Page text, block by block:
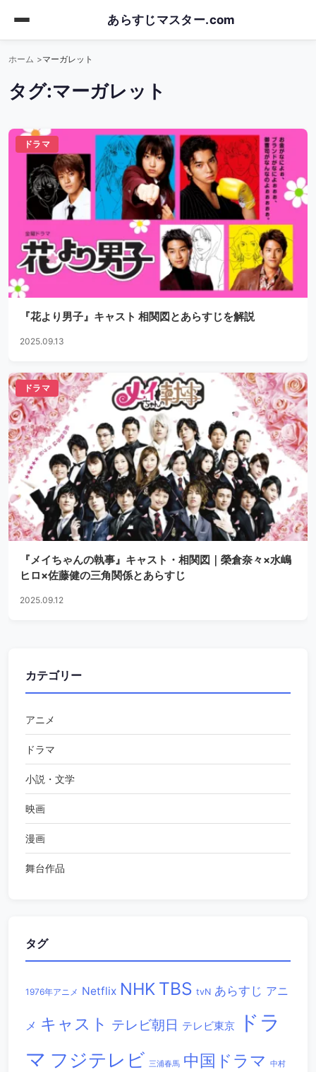
あらすじマスター.com
ホーム マーガレット
タグ:マーガレット
ドラマ
『花より男子』キャスト 相関図とあらすじを解説
2025.09.13
ドラマ
『メイちゃんの執事』キャスト・相関図｜榮倉奈々×水嶋
ヒロ×佐藤健の三角関係とあらすじ
2025.09.12
カテゴリー
アニメ
ドラマ
小説・文学
映画
漫画
舞台作品
タグ
1976年アニメ Netflix NHK TBS tvN あらすじ アニ
メ キャスト テレビ朝日 テレビ東京
ドラ
マ フジテレビ 三浦春馬 中国ドラマ 中村